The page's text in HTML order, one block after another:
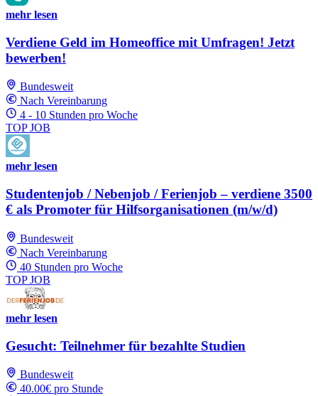
mehr lesen
Verdiene Geld im Homeoffice mit Umfragen! Jetzt
bewerben!
Bundesweit
Nach Vereinbarung
4 - 10 Stunden pro Woche
TOP JOB
mehr lesen
Studentenjob / Nebenjob / Ferienjob – verdiene 3500
€ als Promoter für Hilfsorganisationen (m/w/d)
Bundesweit
Nach Vereinbarung
40 Stunden pro Woche
TOP JOB
mehr lesen
Gesucht: Teilnehmer für bezahlte Studien
Bundesweit
40.00€ pro Stunde